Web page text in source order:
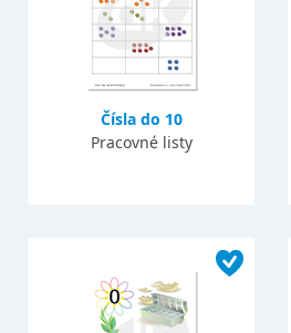
Čísla do 10
Pracovné listy